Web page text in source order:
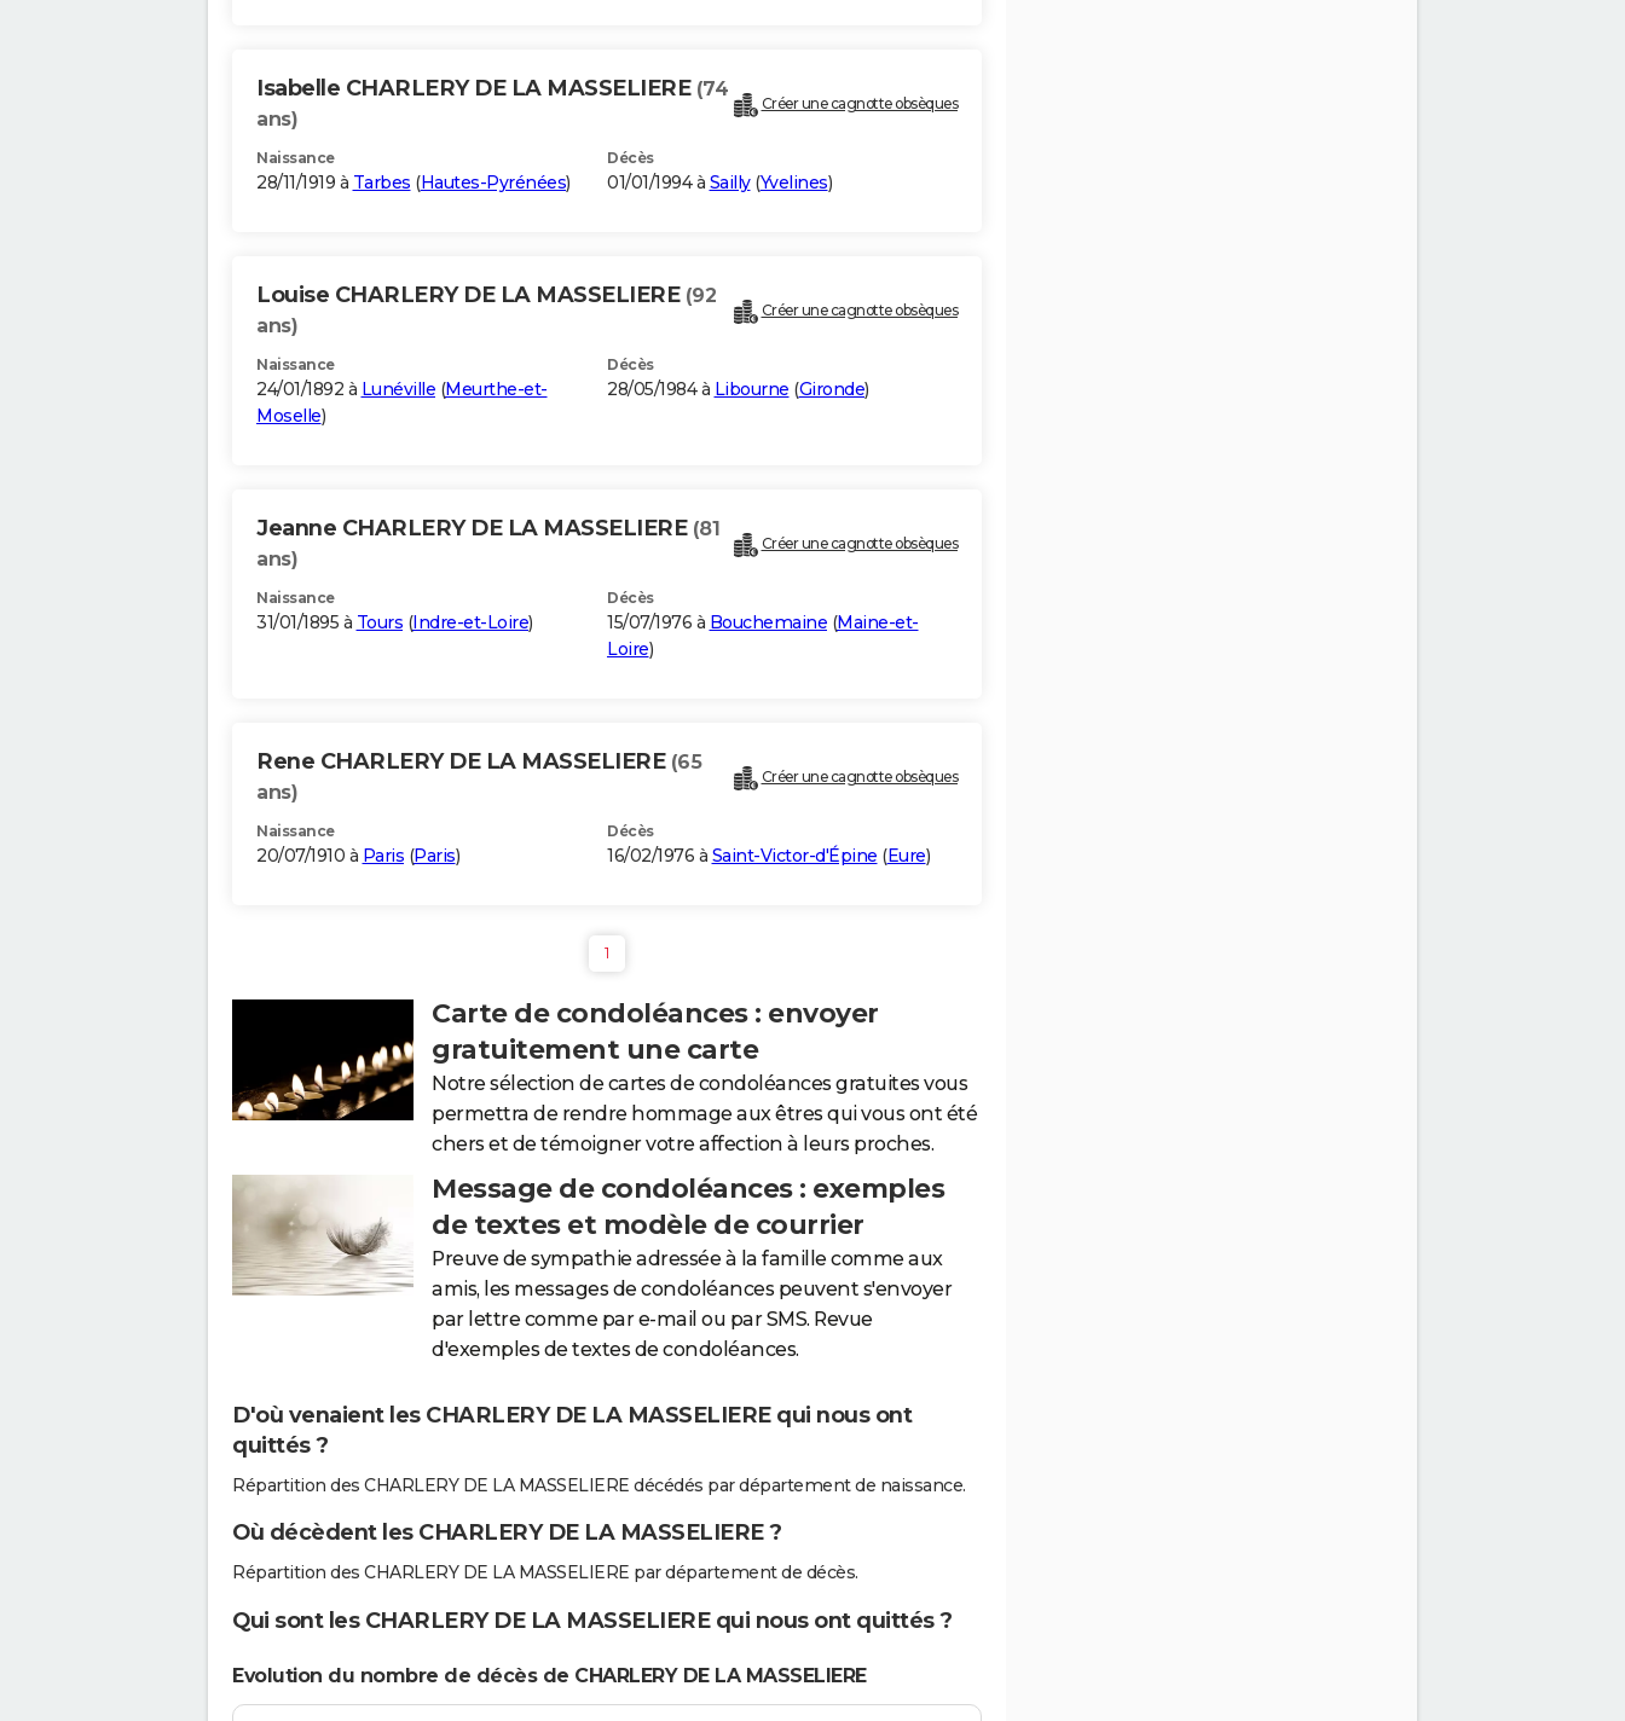
Isabelle CHARLERY DE LA MASSELIERE (74
ans)
Créer une cagnotte obsèques
Naissance
28/11/1919 à Tarbes (Hautes-Pyrénées)
Décès
01/01/1994 à Sailly(Yvelines)
Louise CHARLERY DE LA MASSELIERE (92
ans)
Créer une cagnotte obsèques
Naissance
24/01/1892 à Lunéville (Meurthe-et-
Moselle)
Décès
28/05/1984 à Libourne (Gironde)
Jeanne CHARLERY DE LA MASSELIERE (81
ans)
Créer une cagnotte obsèques
Naissance
31/01/1895 à Tours (Indre-et-Loire)
Décès
15/07/1976 à Bouchemaine (Maine-et-
Loire)
Rene CHARLERY DE LA MASSELIERE (65
ans)
Créer une cagnotte obsèques
Naissance
20/07/1910 à Paris (Paris)
Décès
16/02/1976 à Saint-Victor-d'Épine (Eure)
1
Carte de condoléances : envoyer
gratuitement une carte
Notre sélection de cartes de condoléances gratuites vous
permettra de rendre hommage aux êtres qui vous ont été
chers et de témoigner votre affection à leurs proches.
Message de condoléances : exemples
de textes et modèle de courrier
Preuve de sympathie adressée à la famille comme aux
amis, les messages de condoléances peuvent s'envoyer
par lettre comme par e-mail ou par SMS. Revue
d'exemples de textes de condoléances.
D'où venaient les CHARLERY DE LA MASSELIERE qui nous ont
quittés ?
Répartition des CHARLERY DE LA MASSELIERE décédés par département de naissance.
Où décèdent les CHARLERY DE LA MASSELIERE ?
Répartition des CHARLERY DE LA MASSELIERE par département de décès.
Qui sont les CHARLERY DE LA MASSELIERE qui nous ont quittés ?
Evolution du nombre de décès de CHARLERY DE LA MASSELIERE